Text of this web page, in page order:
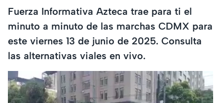
Fuerza Informativa Azteca trae para ti el
minuto a minuto de las marchas CDMX para
este viernes 13 de junio de 2025. Consulta
las alternativas viales en vivo.